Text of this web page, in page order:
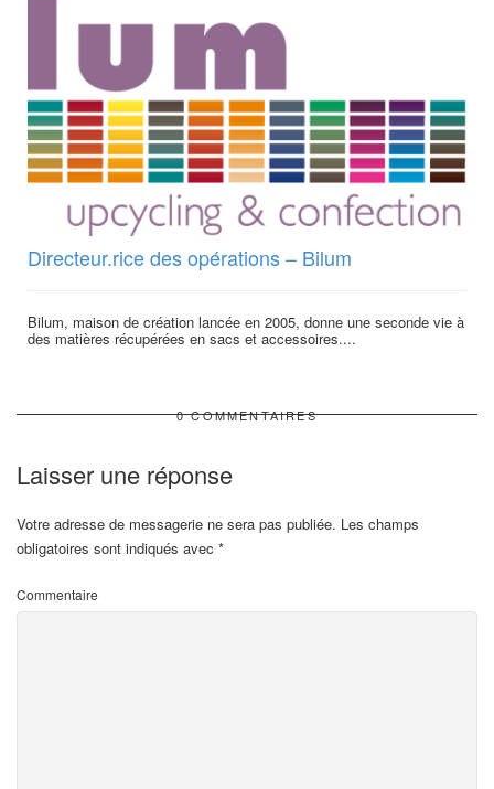
Directeur.rice des opérations – Bilum
Bilum, maison de création lancée en 2005, donne une seconde vie à
des matières récupérées en sacs et accessoires....
0 COMMENTAIRES
Laisser une réponse
Votre adresse de messagerie ne sera pas publiée. Les champs
obligatoires sont indiqués avec *
Commentaire